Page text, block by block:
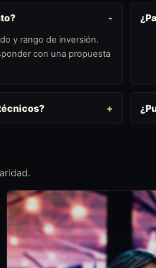
y rango de inversión.
con una propuesta